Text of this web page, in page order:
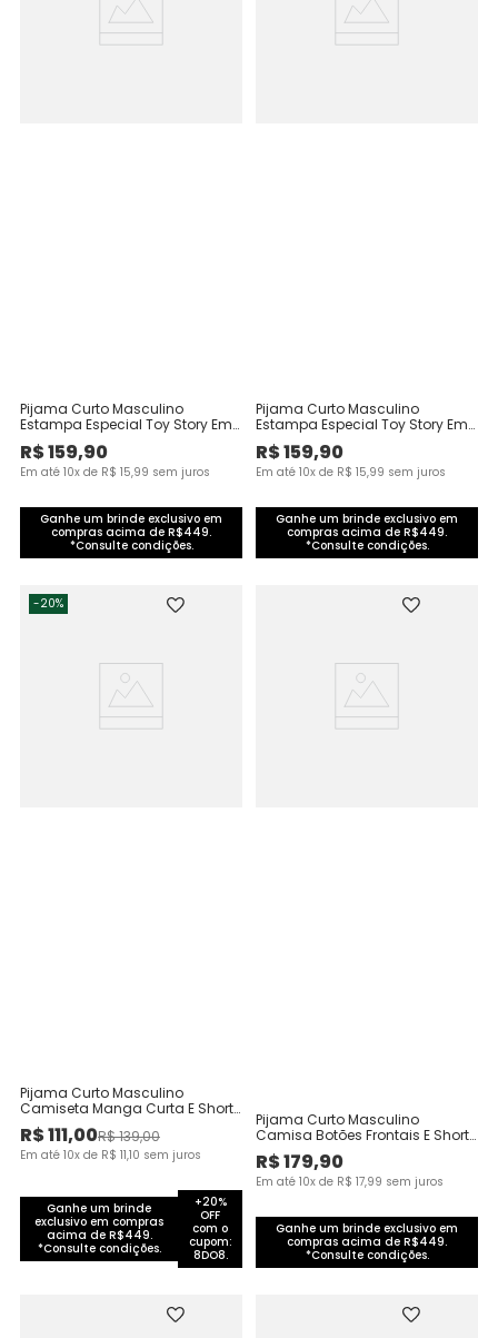
Pijama Curto Masculino
Estampa Especial Toy Story Em
Malha Algodão
R$159,90
Em até 10x de R$ 15,99 sem juros
Ganhe um brinde exclusivo em
compras acima de R$449.
*Consulte condições.
Pijama Curto Masculino
Estampa Especial Toy Story Em
Malha Algodão
R$159,90
Em até 10x de R$ 15,99 sem juros
Ganhe um brinde exclusivo em
compras acima de R$449.
*Consulte condições.
-20%
Pijama Curto Masculino
Camiseta Manga Curta E Shorts
Em Malha Fio A Fio
R$111,00R$139,00
Em até 10x de R$ 11,10 sem juros
Ganhe um brinde
exclusivo em compras
acima de R$449.
*Consulte condições.
+20%
OFF
com o
cupom:
8DO8.
Pijama Curto Masculino
Camisa Botões Frontais E Shorts
Em Algodão
R$179,90
Em até 10x de R$ 17,99 sem juros
Ganhe um brinde exclusivo em
compras acima de R$449.
*Consulte condições.